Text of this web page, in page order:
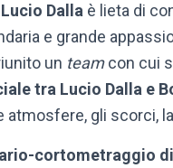
Dalla è lieta di
e grande
un teamcon cui
tra Lucio Dalla e
atmosfere, gli scorci,
cortometraggio di